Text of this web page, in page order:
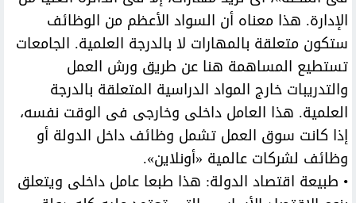
الإدارة. هذا معناه أن السواد الأعظم من الوظائف
ستكون متعلقة بالمهارات لا بالدرجة العلمية. الجامعات
تستطيع المساهمة هنا عن طريق ورش العمل
والتدريبات خارج المواد الدراسية المتعلقة بالدرجة
العلمية. هذا العامل داخلى وخارجى فى الوقت نفسه،
إذا كانت سوق العمل تشمل وظائف داخل الدولة أو
وظائف لشركات عالمية «أونلاين».
• طبيعة اقتصاد الدولة: هذا طبعا عامل داخلى ويتعلق